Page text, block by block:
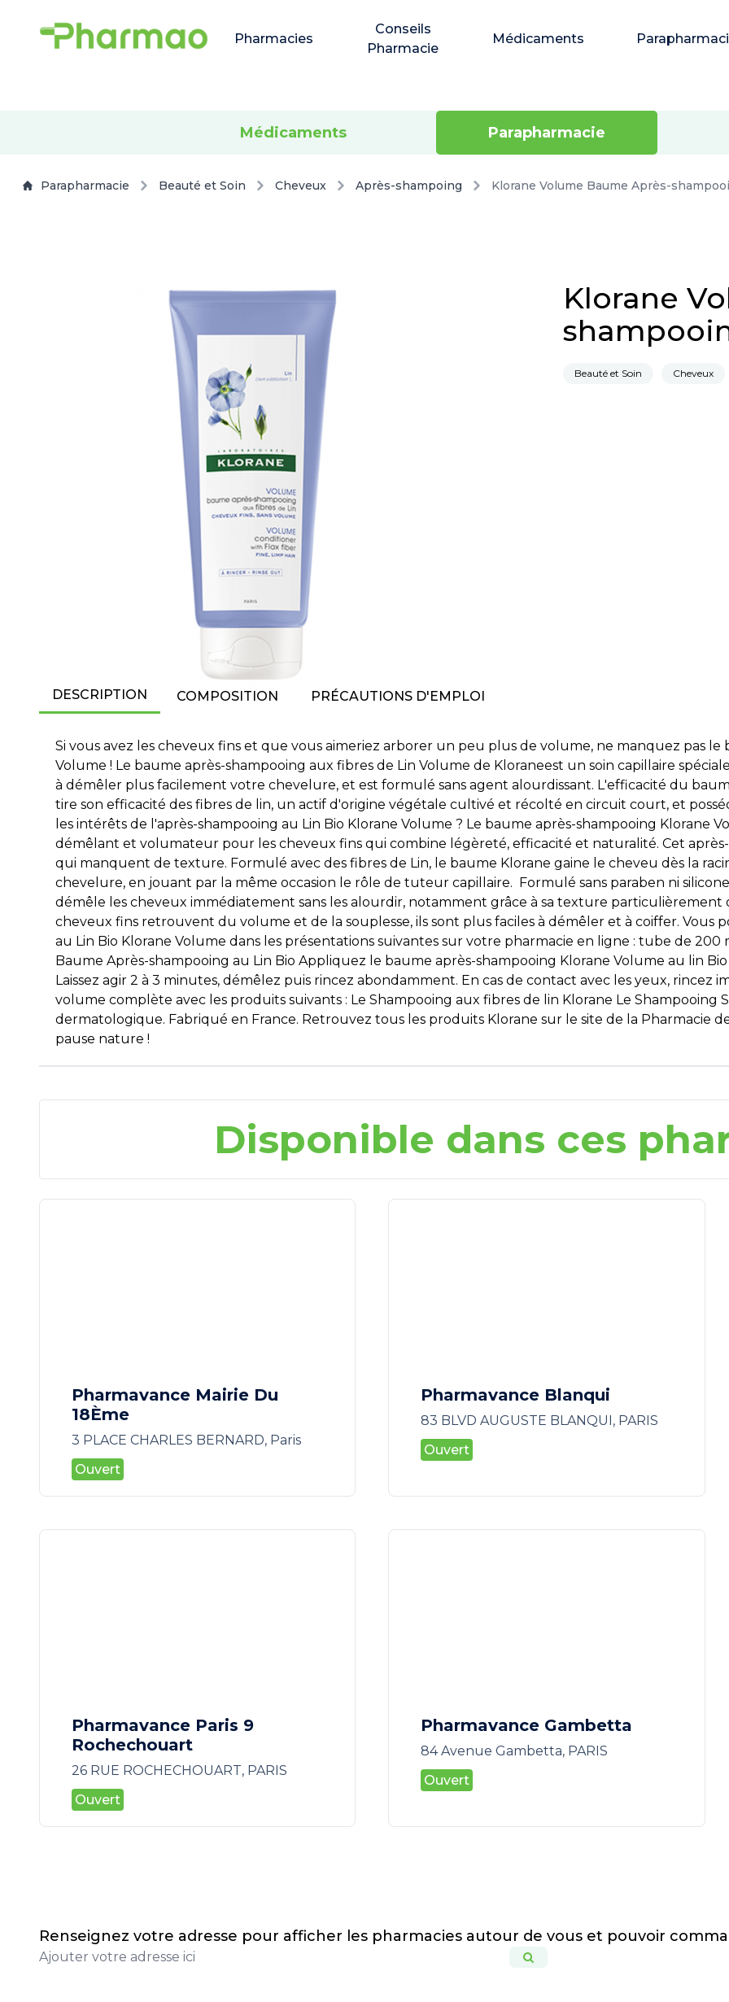
Pharmacies
Conseils
Pharmacie
Médicaments
Médicaments Parapharmacie
Parapharmacie Beauté et Soin Cheveux Après-shampoing Klorane Volume Baume Après-
Klorane
Beauté et Soin Cheveux
DESCRIPTION COMPOSITION PRÉCAUTIONS D'EMPLOI
Si vous avez les cheveux fins et que vous aimeriez arborer un peu plus de volume, ne manquez pas le
Volume ! Le baume après-shampooing aux fibres de Lin Volume de Kloraneest un soin capillaire
à démêler plus facilement votre chevelure, et est formulé sans agent alourdissant. L'efficacité du
tire son efficacité des fibres de lin, un actif d'origine végétale cultivé et récolté en circuit court, et
les intérêts de l'après-shampooing au Lin Bio Klorane Volume ? Le baume après-shampooing Klorane
démêlant et volumateur pour les cheveux fins qui combine légèreté, efficacité et naturalité. Cet
qui manquent de texture. Formulé avec des fibres de Lin, le baume Klorane gaine le cheveu dès la
chevelure, en jouant par la même occasion le rôle de tuteur capillaire. Formulé sans paraben ni
démêle les cheveux immédiatement sans les alourdir, notamment grâce à sa texture particulièrement
cheveux fins retrouvent du volume et de la souplesse, ils sont plus faciles à démêler et à coiffer.
au Lin Bio Klorane Volume dans les présentations suivantes sur votre pharmacie en ligne : tube de 200
Baume Après-shampooing au Lin Bio Appliquez le baume après-shampooing Klorane Volume au lin
Laissez agir 2 à 3 minutes, démêlez puis rincez abondamment. En cas de contact avec les yeux,
volume complète avec les produits suivants : Le Shampooing aux fibres de lin Klorane Le Shampooing
dermatologique. Fabriqué en France. Retrouvez tous les produits Klorane sur le site de la Pharmacie
pause nature !
Disponible dans ces
Pharmavance Mairie Du
18Ème
3 PLACE CHARLES BERNARD, Paris
Ouvert
Pharmavance Blanqui
83 BLVD AUGUSTE BLANQUI, PARIS
Ouvert
Pharmavance Paris 9
Rochechouart
26 RUE ROCHECHOUART, PARIS
Ouvert
Pharmavance Gambetta
84 Avenue Gambetta, PARIS
Ouvert
Renseignez votre adresse pour afficher les pharmacies autour de vous et pouvoir